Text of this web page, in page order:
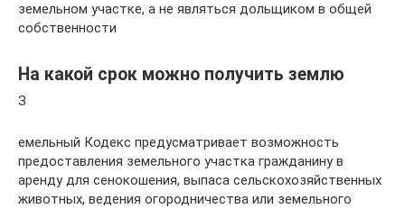
земельном участке, а не являться дольщиком в общей
собственности
На какой срок можно получить землю
З
емельный Кодекс предусматривает возможность
предоставления земельного участка гражданину в
аренду для сенокошения, выпаса сельскохозяйственных
животных, ведения огородничества или земельного